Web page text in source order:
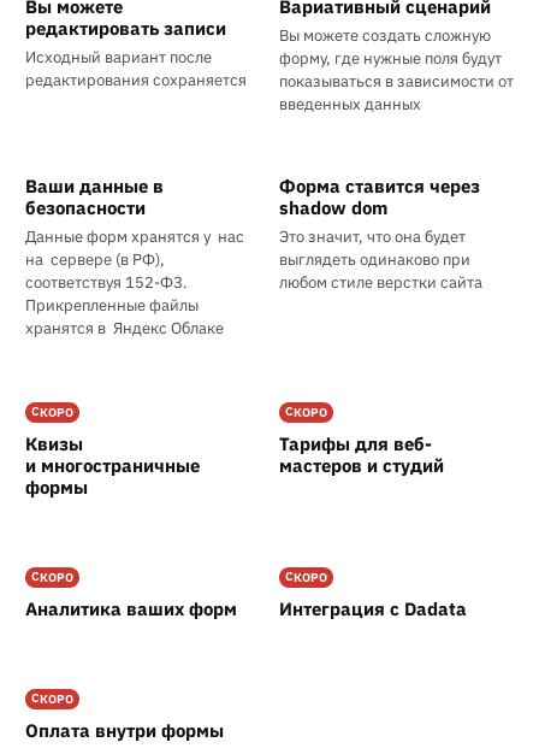
Вы можете
редактировать записи
Исходный вариант после
редактирования сохраняется
Вариативный сценарий
Вы можете создать сложную
форму, где нужные поля будут
показываться в зависимости от
введенных данных
Ваши данные в
безопасности
Данные форм хранятся у нас
на сервере (в РФ),
соответствуя 152-ФЗ.
Прикрепленные файлы
хранятся в Яндекс Облаке
Форма ставится через
shadow dom
Это значит, что она будет
выглядеть одинаково при
любом стиле верстки сайта
СКОРО
Квизы
и многостраничные
формы
СКОРО
Тарифы для веб-
мастеров и студий
СКОРО
Аналитика ваших форм
СКОРО
Интеграция с Dadata
СКОРО
Оплата внутри формы